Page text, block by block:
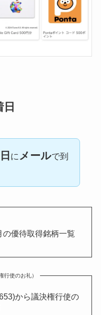
にメールで到
の優待取得銘柄一覧
行使のお礼）
から議決権行使の